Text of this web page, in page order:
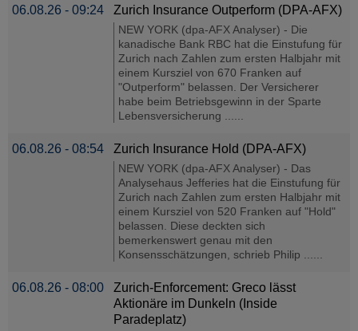
06.08.26 - 09:24 Zurich Insurance Outperform (DPA-AFX)
NEW YORK (dpa-AFX Analyser) - Die
kanadische Bank RBC hat die Einstufung für
Zurich nach Zahlen zum ersten Halbjahr mit
einem Kursziel von 670 Franken auf
"Outperform" belassen. Der Versicherer
habe beim Betriebsgewinn in der Sparte
Lebensversicherung ......
06.08.26 - 08:54 Zurich Insurance Hold (DPA-AFX)
NEW YORK (dpa-AFX Analyser) - Das
Analysehaus Jefferies hat die Einstufung für
Zurich nach Zahlen zum ersten Halbjahr mit
einem Kursziel von 520 Franken auf "Hold"
belassen. Diese deckten sich
bemerkenswert genau mit den
Konsensschätzungen, schrieb Philip ......
06.08.26 - 08:00
Zurich-Enforcement: Greco lässt
Aktionäre im Dunkeln (Inside
Paradeplatz)